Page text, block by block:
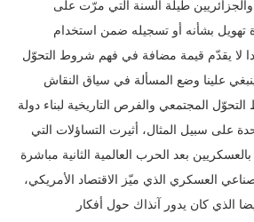
طيلة السنة التي مرّت على
تهويل بشأنه أو تسجيله ضمن استخدام
لا يقدّم قيمة مضافة في فهم شروط التحوّل
ينبغي علينا وضع المسألة في سياق النقاش
المجتمعي والفرص التاريخية لبناء دولة
على سبيل المثال، أثيرت التساؤلات التي
بعد الحرب العالمية الثانية مباشرة
العسكري الذي ميّز الاقتصاد الأمريكي،
الذي كان يدور آنذاك حول أفكار